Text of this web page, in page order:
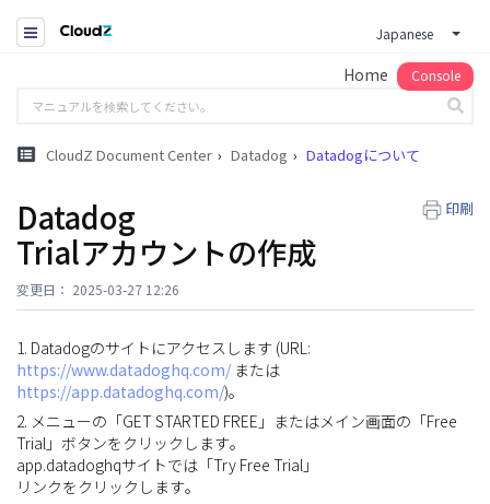
Japanese
Home Console
CloudZ Document Center Datadog Datadogについて
Datadog
Trialアカウントの作成
印刷
変更日： 2025-03-27 12:26
1. Datadogのサイトにアクセスします (URL:
https://www.datadoghq.com/ または
https://app.datadoghq.com/)。
2. メニューの「GET STARTED FREE」またはメイン画面の「Free
Trial」ボタンをクリックします。
app.datadoghqサイトでは「Try Free Trial」
リンクをクリックします。